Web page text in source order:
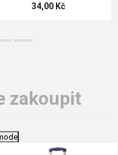
18,70 Kč
zakoupit